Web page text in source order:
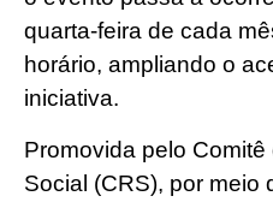
quarta-feira de cada
horário, ampliando o
iniciativa.
Promovida pelo
Social (CRS), por meio